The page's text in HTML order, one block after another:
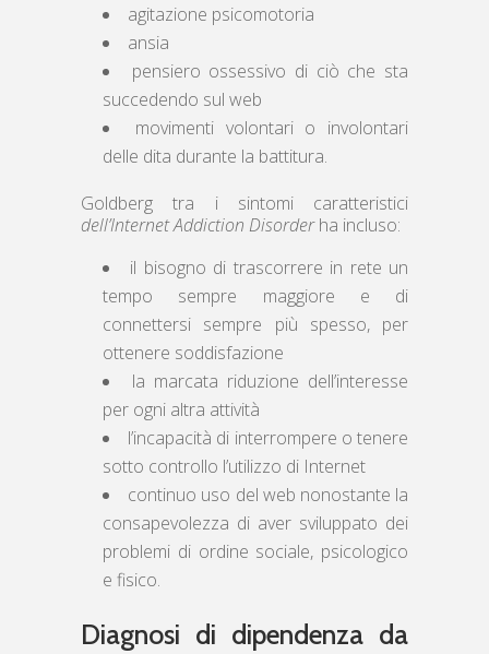
agitazione psicomotoria
ansia
pensiero ossessivo di ciò che sta
succedendo sul web
movimenti volontari o involontari
delle dita durante la battitura.
Goldberg tra i sintomi caratteristici
dell’Internet Addiction Disorderha incluso:
il bisogno di trascorrere in rete un
tempo sempre maggiore e di
connettersi sempre più spesso, per
ottenere soddisfazione
la marcata riduzione dell’interesse
per ogni altra attività
l’incapacità di interrompere o tenere
sotto controllo l’utilizzo di Internet
continuo uso del web nonostante la
consapevolezza di aver sviluppato dei
problemi di ordine sociale, psicologico
e fisico.
Diagnosi di dipendenza da